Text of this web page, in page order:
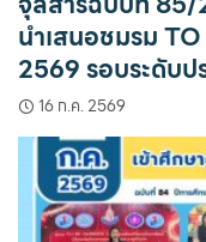
นำเสนอชมรม
2569 รอบระดับป
16 ก.ค. 2569